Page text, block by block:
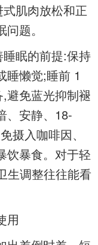
肌肉放松和正
题。
眠的前提:保持
睡懒觉;睡前 1
避免蓝光抑制褪
、安静、18-
入咖啡因、
饮暴食。对于轻
生调整往往能看
用